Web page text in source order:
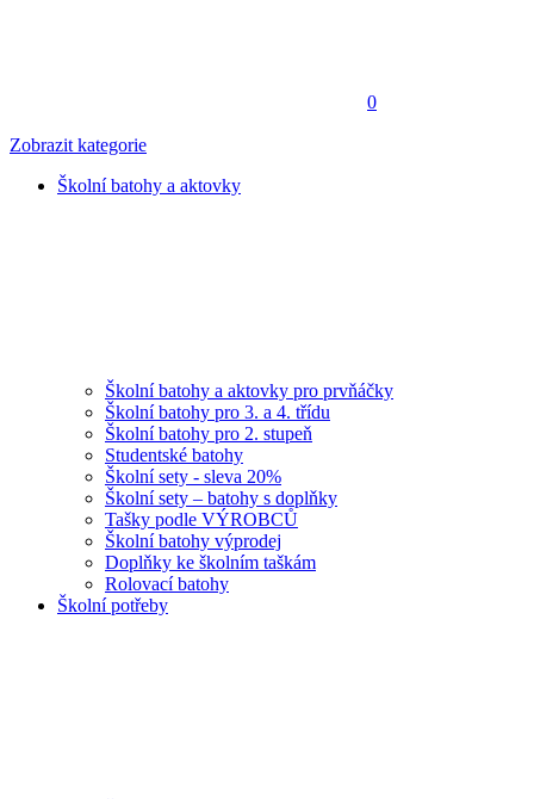
0
Zobrazit kategorie
Školní batohy a aktovky
Školní batohy a aktovky pro prvňáčky
Školní batohy pro 3. a 4. třídu
Školní batohy pro 2. stupeň
Studentské batohy
Školní sety - sleva 20%
Školní sety – batohy s doplňky
Tašky podle VÝROBCŮ
Školní batohy výprodej
Doplňky ke školním taškám
Rolovací batohy
Školní potřeby